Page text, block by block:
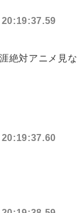
絶対アニメ見な